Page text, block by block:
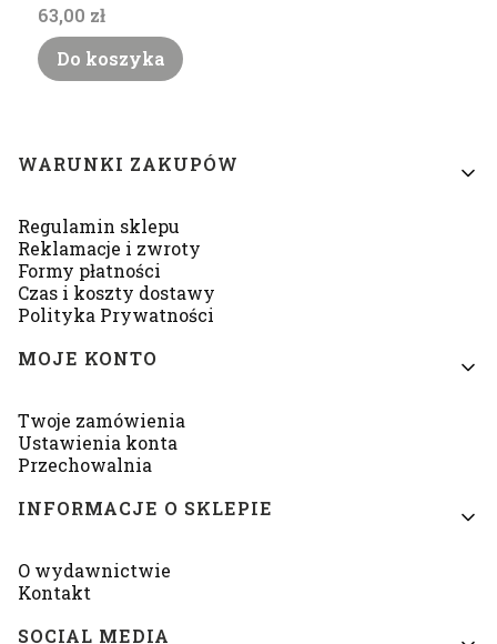
Cena
63,00 zł
Do koszyka
Linki w stopce
WARUNKI ZAKUPÓW
Regulamin sklepu
Reklamacje i zwroty
Formy płatności
Czas i koszty dostawy
Polityka Prywatności
MOJE KONTO
Twoje zamówienia
Ustawienia konta
Przechowalnia
INFORMACJE O SKLEPIE
O wydawnictwie
Kontakt
SOCIAL MEDIA